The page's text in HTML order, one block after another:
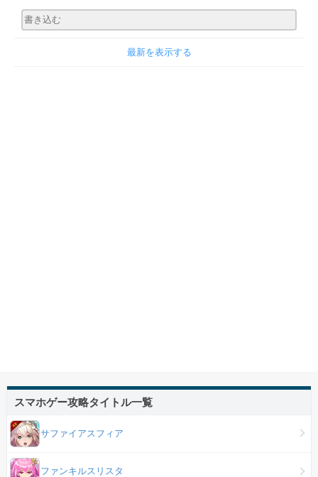
最新を表示する
スマホゲー攻略タイトル一覧
サファイアスフィア
ファンキルスリスタ